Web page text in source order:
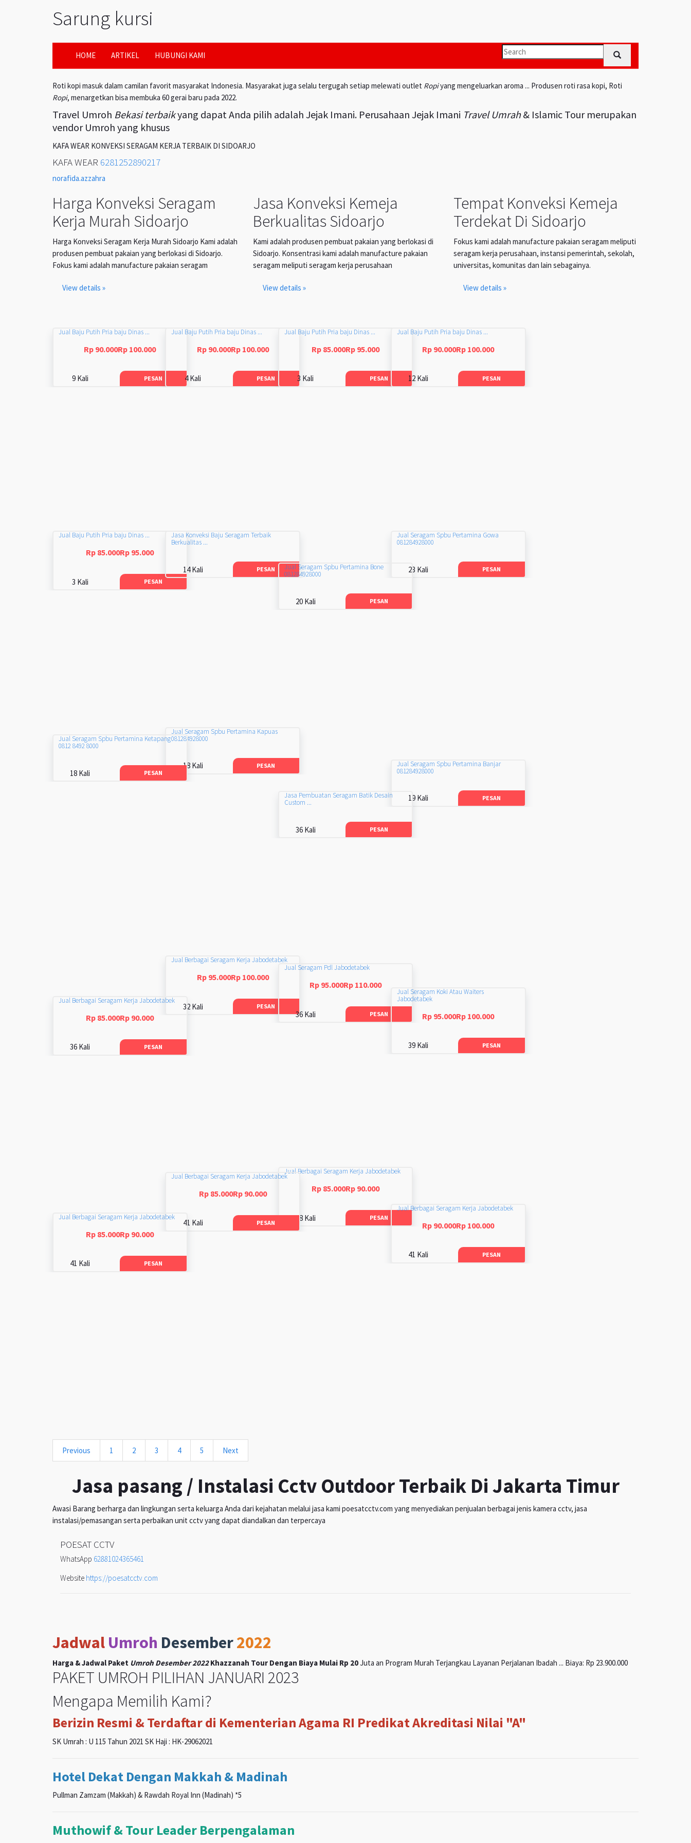
Sarung kursi
HOME ARTIKEL HUBUNGI KAMI
Roti kopi masuk dalam camilan favorit masyarakat Indonesia. Masyarakat juga selalu tergugah setiap melewati outlet Ropiyang mengeluarkan aroma ... Produsen roti rasa kopi, Roti
Ropi, menargetkan bisa membuka 60 gerai baru pada 2022.
Travel Umroh Bekasi terbaikyang dapat Anda pilih adalah Jejak Imani. Perusahaan Jejak Imani Travel Umrah& Islamic Tour merupakan
vendor Umroh yang khusus
KAFA WEAR KONVEKSI SERAGAM KERJA TERBAIK DI SIDOARJO
KAFA WEAR 6281252890217
norafida.azzahra
Harga Konveksi Seragam
Kerja Murah Sidoarjo
Harga Konveksi Seragam Kerja Murah Sidoarjo Kami adalah
produsen pembuat pakaian yang berlokasi di Sidoarjo.
Fokus kami adalah manufacture pakaian seragam
View details »
Jasa Konveksi Kemeja
Berkualitas Sidoarjo
Kami adalah produsen pembuat pakaian yang berlokasi di
Sidoarjo. Konsentrasi kami adalah manufacture pakaian
seragam meliputi seragam kerja perusahaan
View details »
Tempat Konveksi Kemeja
Terdekat Di Sidoarjo
Fokus kami adalah manufacture pakaian seragam meliputi
seragam kerja perusahaan, instansi pemerintah, sekolah,
universitas, komunitas dan lain sebagainya.
View details »
Jual Baju Putih Pria baju Dinas ...
Rp 90.000Rp 100.000
9 Kali PESAN
Jual Baju Putih Pria baju Dinas ...
Rp 90.000Rp 100.000
4 Kali PESAN
Jual Baju Putih Pria baju Dinas ...
Rp 85.000Rp 95.000
3 Kali PESAN
Jual Baju Putih Pria baju Dinas ...
Rp 90.000Rp 100.000
12 Kali PESAN
Jual Baju Putih Pria baju Dinas ...
Rp 85.000Rp 95.000
3 Kali PESAN
Jasa Konveksi Baju Seragam Terbaik
Berkualitas ...
14 Kali PESAN
Jual Seragam Spbu Pertamina Gowa
081284928000
23 Kali PESAN
Jual Seragam Spbu Pertamina Bone
081284928000
20 Kali PESAN
Jual Seragam Spbu Pertamina Kapuas
081284928000
18 Kali PESAN
Jual Seragam Spbu Pertamina Ketapang
0812 8492 8000
18 Kali PESAN
Jual Seragam Spbu Pertamina Banjar
081284928000
19 Kali PESAN
Jasa Pembuatan Seragam Batik Desain
Custom ...
36 Kali PESAN
Jual Berbagai Seragam Kerja Jabodetabek
Rp 95.000Rp 100.000
32 Kali PESAN
Jual Seragam Pdl Jabodetabek
Rp 95.000Rp 110.000
36 Kali PESAN
Jual Seragam Koki Atau Waiters
Jabodetabek
Rp 95.000Rp 100.000
39 Kali PESAN
Jual Berbagai Seragam Kerja Jabodetabek
Rp 85.000Rp 90.000
36 Kali PESAN
Jual Berbagai Seragam Kerja Jabodetabek
Rp 85.000Rp 90.000
48 Kali PESAN
Jual Berbagai Seragam Kerja Jabodetabek
Rp 85.000Rp 90.000
41 Kali PESAN
Jual Berbagai Seragam Kerja Jabodetabek
Rp 90.000Rp 100.000
41 Kali PESAN
Jual Berbagai Seragam Kerja Jabodetabek
Rp 85.000Rp 90.000
41 Kali PESAN
Previous 1 2 3 4 5 Next
Jasa pasang / Instalasi Cctv Outdoor Terbaik Di Jakarta Timur
Awasi Barang berharga dan lingkungan serta keluarga Anda dari kejahatan melalui jasa kami poesatcctv.com yang menyediakan penjualan berbagai jenis kamera cctv, jasa
instalasi/pemasangan serta perbaikan unit cctv yang dapat diandalkan dan terpercaya
POESAT CCTV
WhatsApp 62881024365461
Website https://poesatcctv.com
Jadwal Umroh Desember2022
Harga & Jadwal Paket Umroh Desember 2022Khazzanah Tour Dengan Biaya Mulai Rp 20Juta an Program Murah Terjangkau Layanan Perjalanan Ibadah ... Biaya: Rp 23.900.000
PAKET UMROH PILIHAN JANUARI 2023
Mengapa Memilih Kami?
Berizin Resmi & Terdaftar di Kementerian Agama RI Predikat Akreditasi Nilai "A"
SK Umrah : U 115 Tahun 2021 SK Haji : HK-29062021
Hotel Dekat Dengan Makkah & Madinah
Pullman Zamzam (Makkah) & Rawdah Royal Inn (Madinah) *5
Muthowif & Tour Leader Berpengalaman